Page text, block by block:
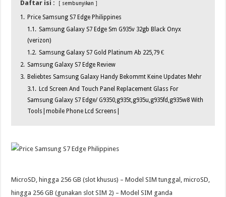
Daftar isi : sembunyikan
1. Price Samsung S7 Edge Philippines
1.1. Samsung Galaxy S7 Edge Sm G935v 32gb Black Onyx
(verizon)
1.2. Samsung Galaxy S7 Gold Platinum Ab 225,79 €
2. Samsung Galaxy S7 Edge Review
3. Beliebtes Samsung Galaxy Handy Bekommt Keine Updates Mehr
3.1. Lcd Screen And Touch Panel Replacement Glass For
Samsung Galaxy S7 Edge/ G9350,g935t,g935u,g935fd,g935w8 With
Tools|mobile Phone Lcd Screens|
MicroSD, hingga 256 GB (slot khusus) – Model SIM tunggal, microSD,
hingga 256 GB (gunakan slot SIM 2) – Model SIM ganda